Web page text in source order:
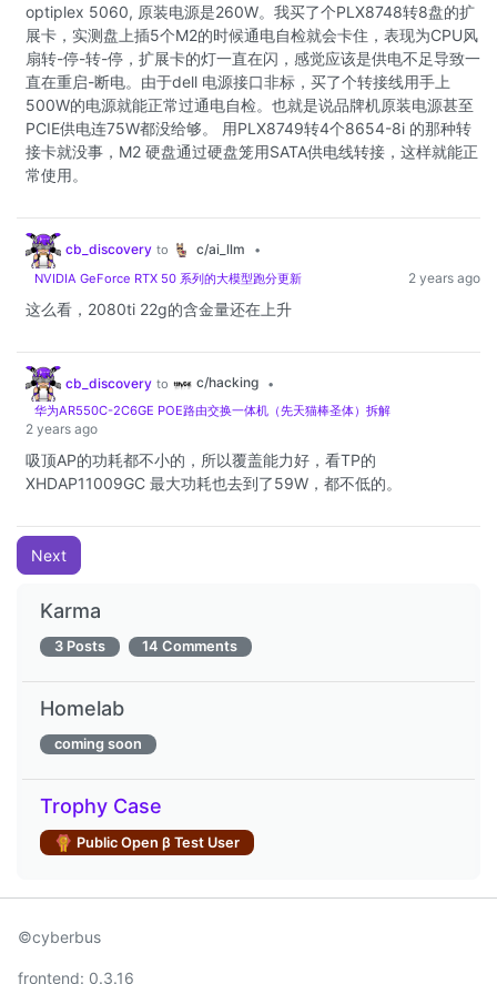
optiplex 5060, 原装电源是260W。我买了个PLX8748转8盘的扩
展卡，实测盘上插5个M2的时候通电自检就会卡住，表现为CPU风
扇转-停-转-停，扩展卡的灯一直在闪，感觉应该是供电不足导致一
直在重启-断电。由于dell 电源接口非标，买了个转接线用手上
500W的电源就能正常过通电自检。也就是说品牌机原装电源甚至
PCIE供电连75W都没给够。 用PLX8749转4个8654-8i 的那种转
接卡就没事，M2 硬盘通过硬盘笼用SATA供电线转接，这样就能正
常使用。
cb_discovery to c/ai_llm
•
NVIDIA GeForce RTX 50 系列的大模型跑分更新
2 years ago
这么看，2080ti 22g的含金量还在上升
cb_discovery to c/hacking
•
华为AR550C-2C6GE POE路由交换一体机（先天猫棒圣体）拆解
2 years ago
吸顶AP的功耗都不小的，所以覆盖能力好，看TP的
XHDAP11009GC 最大功耗也去到了59W，都不低的。
Next
Karma
3 Posts 14 Comments
Homelab
coming soon
Trophy Case
Public Open β Test User
©cyberbus
frontend: 0.3.16